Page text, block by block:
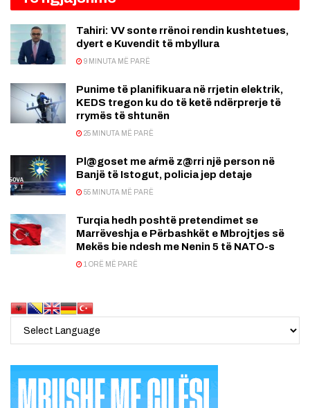
Tahiri: VV sonte rrënoi rendin kushtetues,
dyert e Kuvendit të mbyllura
9 MINUTA MË PARË
Punime të planifikuara në rrjetin elektrik,
KEDS tregon ku do të ketë ndërprerje të
rrymës të shtunën
25 MINUTA MË PARË
Pl@goset me aŕmë z@rri një person në
Banjë të Istogut, policia jep detaje
55 MINUTA MË PARË
Turqia hedh poshtë pretendimet se
Marrëveshja e Përbashkët e Mbrojtjes së
Mekës bie ndesh me Nenin 5 të NATO-s
1 ORË MË PARË